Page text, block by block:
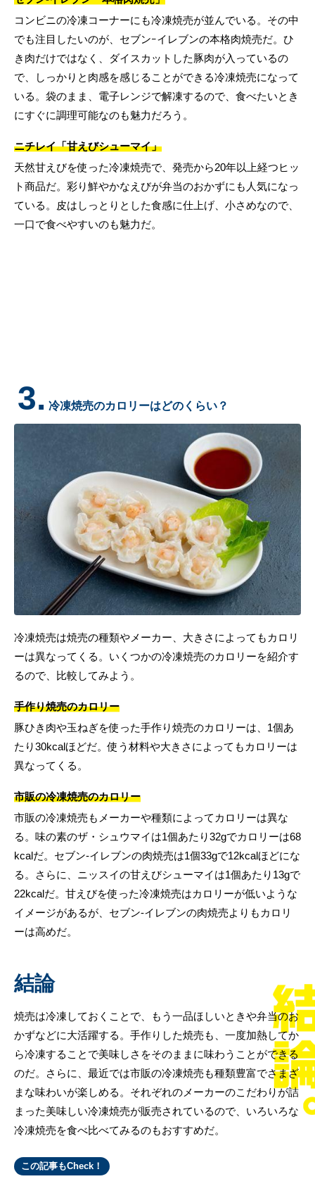
コンビニの冷凍コーナーにも冷凍焼売が並んでいる。その中
でも注目したいのが、セブンｰイレブンの本格肉焼売だ。ひ
き肉だけではなく、ダイスカットした豚肉が入っているの
で、しっかりと肉感を感じることができる冷凍焼売になって
いる。袋のまま、電子レンジで解凍するので、食べたいとき
にすぐに調理可能なのも魅力だろう。
ニチレイ「甘えびシューマイ」
天然甘えびを使った冷凍焼売で、発売から20年以上経つヒッ
ト商品だ。彩り鮮やかなえびが弁当のおかずにも人気になっ
ている。皮はしっとりとした食感に仕上げ、小さめなので、
一口で食べやすいのも魅力だ。
3. 冷凍焼売のカロリーはどのくらい？
冷凍焼売は焼売の種類やメーカー、大きさによってもカロリ
ーは異なってくる。いくつかの冷凍焼売のカロリーを紹介す
るので、比較してみよう。
手作り焼売のカロリー
豚ひき肉や玉ねぎを使った手作り焼売のカロリーは、1個あ
たり30kcalほどだ。使う材料や大きさによってもカロリーは
異なってくる。
市販の冷凍焼売のカロリー
市販の冷凍焼売もメーカーや種類によってカロリーは異な
る。味の素のザ・シュウマイは1個あたり32gでカロリーは68
kcalだ。セブン-イレブンの肉焼売は1個33gで12kcalほどにな
る。さらに、ニッスイの甘えびシューマイは1個あたり13gで
22kcalだ。甘えびを使った冷凍焼売はカロリーが低いような
イメージがあるが、セブン-イレブンの肉焼売よりもカロリ
ーは高めだ。
結論
焼売は冷凍しておくことで、もう一品ほしいときや弁当のお
かずなどに大活躍する。手作りした焼売も、一度加熱してか
ら冷凍することで美味しさをそのままに味わうことができる
のだ。さらに、最近では市販の冷凍焼売も種類豊富でさまざ
まな味わいが楽しめる。それぞれのメーカーのこだわりが詰
まった美味しい冷凍焼売が販売されているので、いろいろな
冷凍焼売を食べ比べてみるのもおすすめだ。
この記事もCheck！